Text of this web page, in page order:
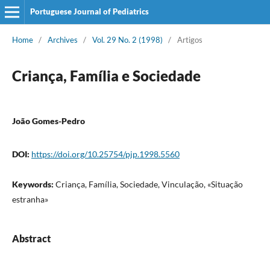
Portuguese Journal of Pediatrics
Home / Archives / Vol. 29 No. 2 (1998) / Artigos
Criança, Família e Sociedade
João Gomes-Pedro
DOI: https://doi.org/10.25754/pjp.1998.5560
Keywords: Criança, Família, Sociedade, Vinculação, «Situação
estranha»
Abstract